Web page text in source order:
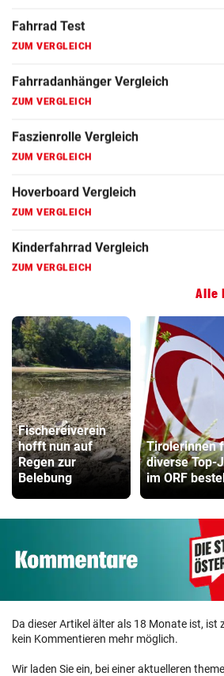
Fahrradanhänger Vergleich
Faszienrolle Vergleich
Hoverboard Vergleich
Kinderfahrrad Vergleich
Alle
Fischereiverein
hofft nun auf
Regen zur
Belebung
Tirolerinnen
diverse Top-
im ORF
Da dieser Artikel älter als 18 Monate ist, ist
kein Kommentieren mehr möglich.
Wir laden Sie ein, bei einer aktuelleren